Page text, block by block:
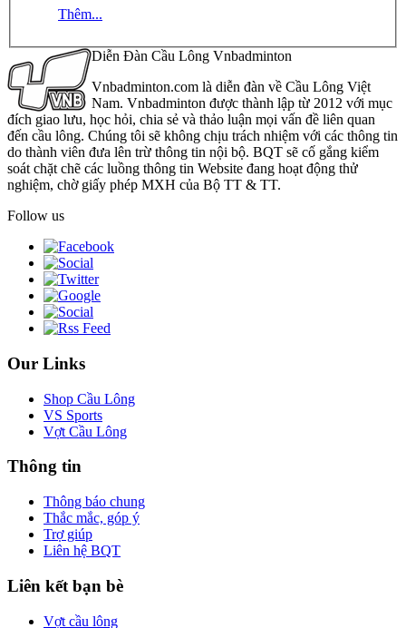
Thêm...
Diễn Đàn Cầu Lông Vnbadminton
Vnbadminton.com là diễn đàn về Cầu Lông Việt
Nam. Vnbadminton được thành lập từ 2012 với mục
đích giao lưu, học hỏi, chia sẻ và thảo luận mọi vấn đề liên quan
đến cầu lông. Chúng tôi sẽ không chịu trách nhiệm với các thông tin
do thành viên đưa lên trừ thông tin nội bộ. BQT sẽ cố gắng kiểm
soát chặt chẽ các luồng thông tin Website đang hoạt động thử
nghiệm, chờ giấy phép MXH của Bộ TT & TT.
Follow us
Our Links
Shop Cầu Lông
VS Sports
Vợt Cầu Lông
Thông tin
Thông báo chung
Thắc mắc, góp ý
Trợ giúp
Liên hệ BQT
Liên kết bạn bè
Vợt cầu lông